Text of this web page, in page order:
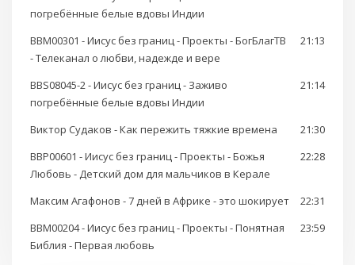
погребённые белые вдовы Индии
BBM00301 - Иисус без границ - Проекты - БогБлагТВ
- Телеканал о любви, надежде и вере
21:13
BBS08045-2 - Иисус без границ - Заживо
погребённые белые вдовы Индии
21:14
Виктор Судаков - Как пережить тяжкие времена
21:30
BBP00601 - Иисус без границ - Проекты - Божья
Любовь - Детский дом для мальчиков в Керале
22:28
Максим Агафонов - 7 дней в Африке - это шокирует
22:31
BBM00204 - Иисус без границ - Проекты - Понятная
Библия - Первая любовь
23:59